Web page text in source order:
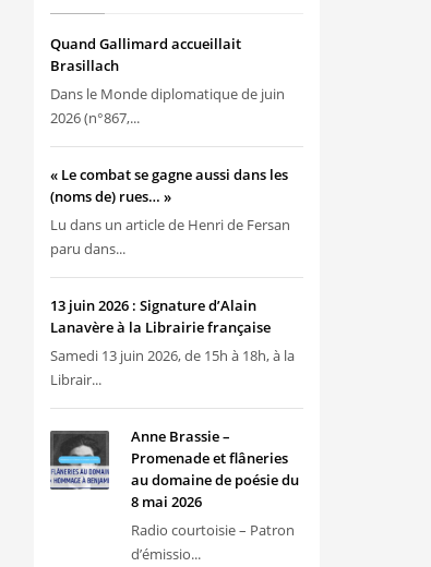
Quand Gallimard accueillait
Brasillach
Dans le Monde diplomatique de juin
2026 (n°867,...
« Le combat se gagne aussi dans les
(noms de) rues… »
Lu dans un article de Henri de Fersan
paru dans...
13 juin 2026 : Signature d’Alain
Lanavère à la Librairie française
Samedi 13 juin 2026, de 15h à 18h, à la
Librair...
Anne Brassie –
Promenade et flâneries
au domaine de poésie du
8 mai 2026
Radio courtoisie – Patron
d’émissio...